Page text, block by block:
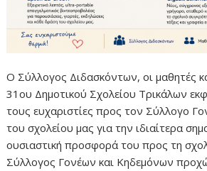
Ο Σύλλογος Διδασκόντων, οι μαθητές
31ου Δημοτικού Σχολείου Τρικάλων
τους ευχαριστίες προς τον Σύλλογο
του σχολείου μας για την ιδιαίτερα
ουσιαστική προσφορά του προς τη
Σύλλογος Γονέων και Κηδεμόνων